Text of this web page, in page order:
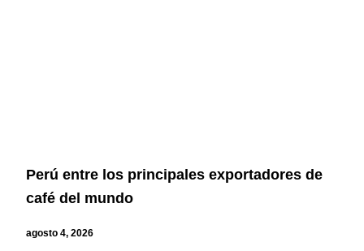
Perú entre los principales exportadores de
café del mundo
agosto 4, 2026